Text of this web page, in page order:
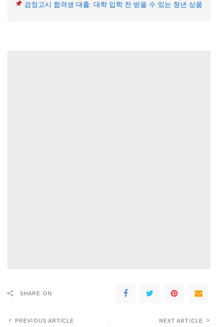
검정고시 합격생 대출: 대학 입학 전 받을 수 있는 청년 상품
SHARE ON
PREVIOUS ARTICLE NEXT ARTICLE